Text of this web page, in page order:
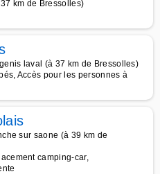
km de Bressolles)
laval (à 37 km de Bressolles)
Accès pour les personnes à
sur saone (à 39 km de
camping-car,